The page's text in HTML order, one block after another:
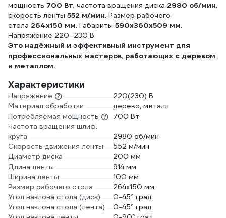
мощность 700 Вт, частота вращения диска 2980 об/мин,
скорость ленты 552 м/мин. Размер рабочего
стола 264x150 мм. Габариты 590x360x509 мм.
Напряжение 220–230 В.
Это надёжный и эффективный инструмент для
профессиональных мастеров, работающих с деревом
и металлом.
Характеристики
Напряжение
220(230) В
Материал обработки
дерево, металл
Потребляемая мощность
700 Вт
Частота вращения шлиф.
круга
2980 об/мин
Скорость движения ленты
552 м/мин
Диаметр диска
200 мм
Длина ленты
914 мм
Ширина ленты
100 мм
Размер рабочего стола
264x150 мм
Угол наклона стола (диск)
0-45° град
Угол наклона стола (лента)
0-45° град